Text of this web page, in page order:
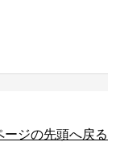
ージの先頭へ戻る